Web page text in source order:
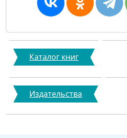
Каталог книг
Издательства